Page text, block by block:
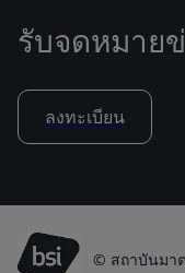
รับจดหมาย
ลงทะเบียน
© สถาบันมา